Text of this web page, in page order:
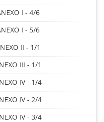
I - 4/6
I - 5/6
II - 1/1
III - 1/1
IV - 1/4
IV - 2/4
IV - 3/4